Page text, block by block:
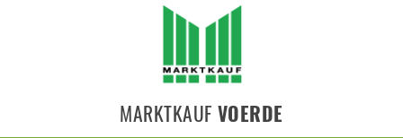
MARKTKAUF VOERDE